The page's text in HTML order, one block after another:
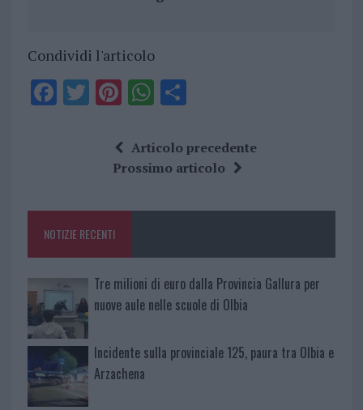
Condividi l'articolo
F
o
k
T Pi
te
re
W
at
s
p
S
a
re
Articolo precedente
Prossimo articolo
NOTIZIE RECENTI
Tre milioni di euro dalla Provincia Gallura per
nuove aule nelle scuole di Olbia
Incidente sulla provinciale 125, paura tra Olbia e
Arzachena